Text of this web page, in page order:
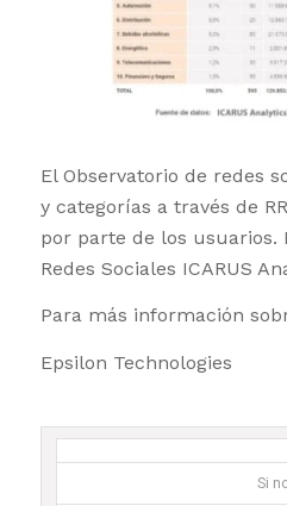
El Observatorio de redes
y categorías a través de
por parte de los
Redes Sociales ICARUS
Para más información
Epsilon Technologies
Si